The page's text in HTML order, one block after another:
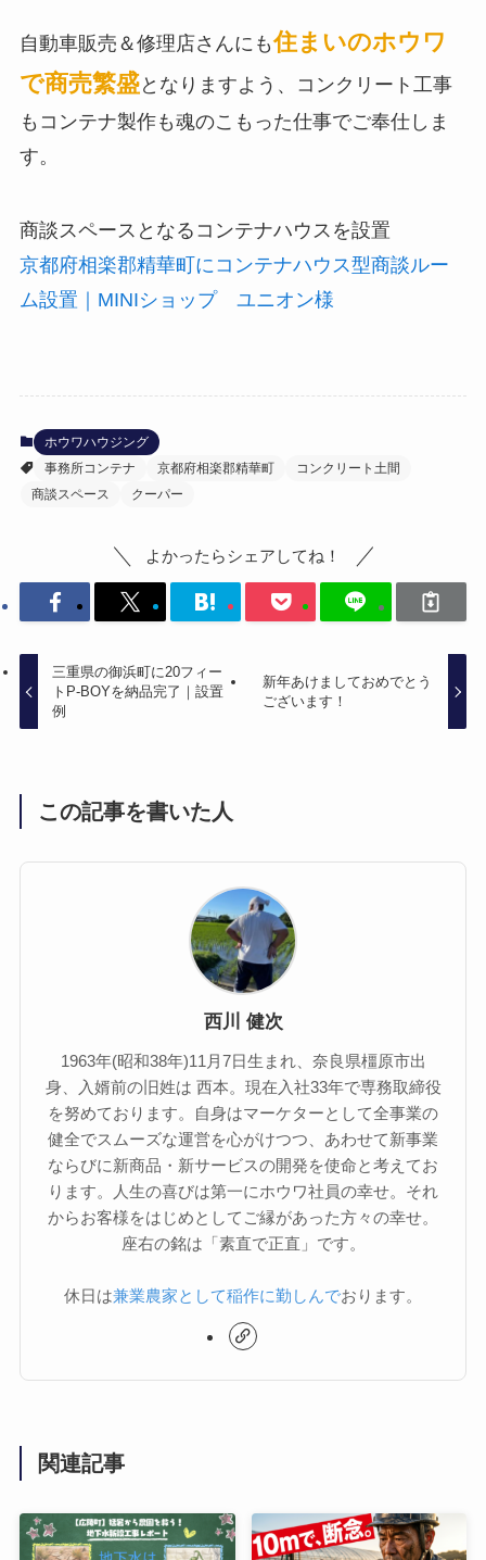
自動車販売＆修理店さんにも住まいのホウワ
で商売繁盛となりますよう、コンクリート工事
もコンテナ製作も魂のこもった仕事でご奉仕しま
す。
商談スペースとなるコンテナハウスを設置
京都府相楽郡精華町にコンテナハウス型商談ルー
ム設置｜MINIショップ ユニオン様
ホウワハウジング
事務所コンテナ
京都府相楽郡精華町
コンクリート土間
商談スペース
クーパー
よかったらシェアしてね！
三重県の御浜町に20フィー
トP-BOYを納品完了｜設置
例
新年あけましておめでとう
ございます！
この記事を書いた人
西川 健次
1963年(昭和38年)11月7日生まれ、奈良県橿原市出
身、入婿前の旧姓は 西本。現在入社33年で専務取締役
を努めております。自身はマーケターとして全事業の
健全でスムーズな運営を心がけつつ、あわせて新事業
ならびに新商品・新サービスの開発を使命と考えてお
ります。人生の喜びは第一にホウワ社員の幸せ。それ
からお客様をはじめとしてご縁があった方々の幸せ。
座右の銘は「素直で正直」です。
休日は兼業農家として稲作に勤しんでおります。
関連記事